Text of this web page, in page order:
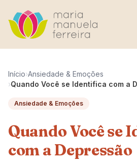
Início›Ansiedade & Emoções
›Quando Você se Identifica com a
Ansiedade & Emoções
Quando Você se
com a Depressão